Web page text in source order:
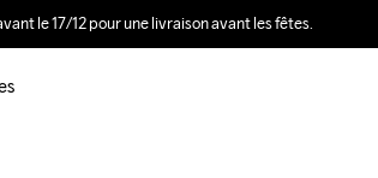
le 17/12 pour une livraison avant les fêtes.